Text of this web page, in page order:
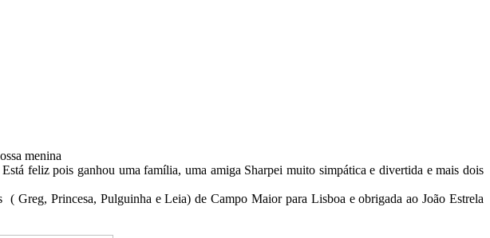
menina
feliz pois ganhou uma família, uma amiga Sharpei muito simpática e divertida e mais dois
Princesa, Pulguinha e Leia) de Campo Maior para Lisboa e obrigada ao João Estrela